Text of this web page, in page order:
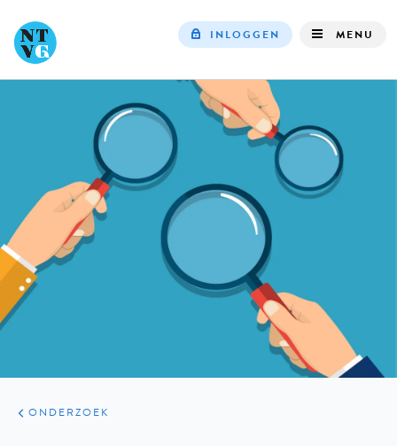
INLOGGEN MENU
ARTIKELEN
ONDERZOEK
ONDERZOEK